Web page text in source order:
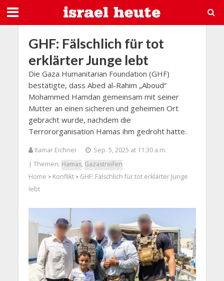
GHF: Fälschlich für tot
erklärter Junge lebt
Die Gaza Humanitarian Foundation (GHF)
bestätigte, dass Abed al-Rahim „Aboud“
Mohammed Hamdan gemeinsam mit seiner
Mutter an einen sicheren und geheimen Ort
gebracht wurde, nachdem die
Terrororganisation Hamas ihm gedroht hatte.
Itamar Eichner
Sep. 5, 2025 at 11:30 a.m.
| Themen: Hamas, Gazastreifen
Home > Konflikt> GHF: Fälschlich für tot erklärter Junge
lebt